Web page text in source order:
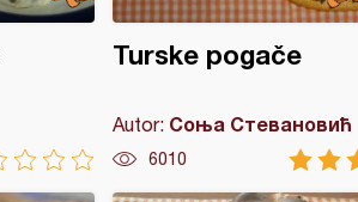
Turske pogače
Autor: Соња Стевановић
6010